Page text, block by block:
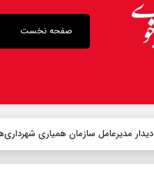
صفحه نخست
دیدار مدیرعامل سازمان همیاری